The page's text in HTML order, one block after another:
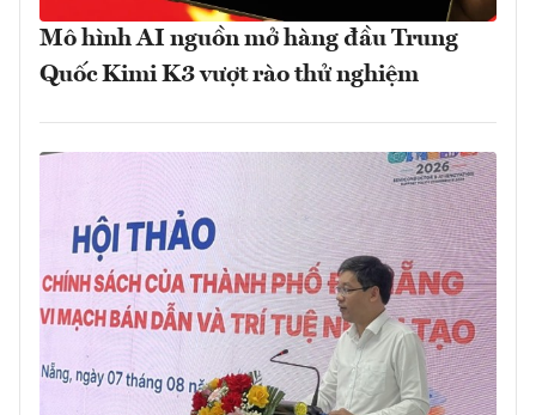
Mô hình AI nguồn mở hàng đầu Trung
Quốc Kimi K3 vượt rào thử nghiệm